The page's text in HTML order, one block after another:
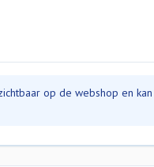
op de webshop en